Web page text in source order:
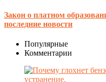
Закон о платном
последние новости
Популярные
Комментарии